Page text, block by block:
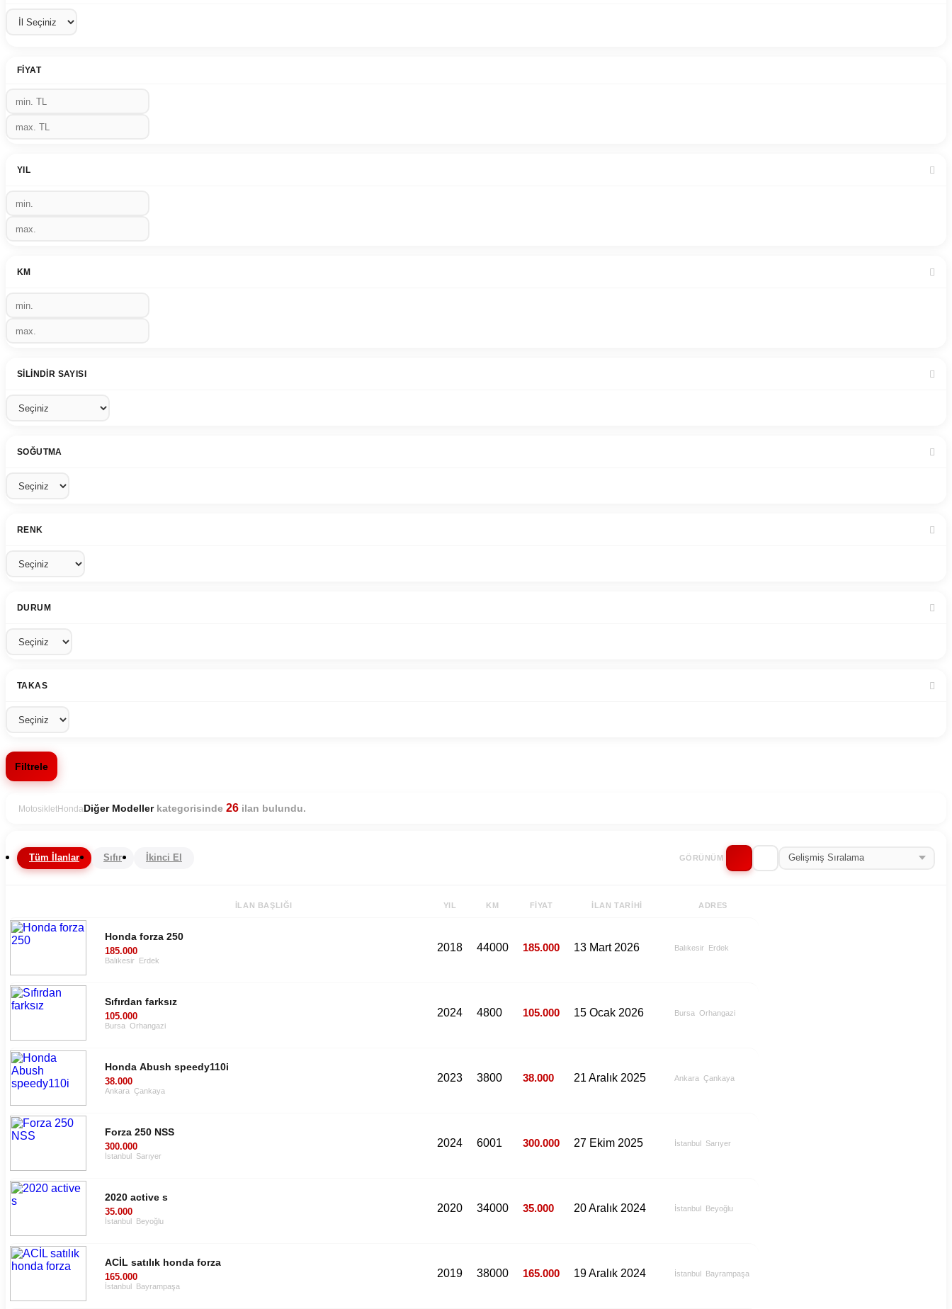
FIYAT
YIL
KM
SILINDIR SAYISI
SOĞUTMA
RENK
DURUM
TAKAS
Filtrele
MotosikletHonda Diğer Modellerkategorisinde 26 ilan bulundu.
Tüm İlanlar Sıfır İkinci El GÖRÜNÜM
İLAN BAŞLIĞI YIL KM FIYAT İLAN TARIHI ADRES
Honda forza 250
185.000
Balıkesir Erdek
2018 44000 185.000 13 Mart 2026 Balıkesir Erdek
Sıfırdan farksız
105.000
Bursa Orhangazi
2024 4800 105.000 15 Ocak 2026 Bursa Orhangazi
Honda Abush speedy110i
38.000
Ankara Çankaya
2023 3800 38.000 21 Aralık 2025 Ankara Çankaya
Forza 250 NSS
300.000
İstanbul Sarıyer
2024 6001 300.000 27 Ekim 2025 İstanbul Sarıyer
2020 active s
35.000
İstanbul Beyoğlu
2020 34000 35.000 20 Aralık 2024 İstanbul Beyoğlu
ACİL satılık honda forza
165.000
İstanbul Bayrampaşa
2019 38000 165.000 19 Aralık 2024 İstanbul Bayrampaşa